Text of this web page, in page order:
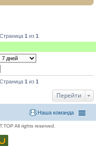
1 из 1
1 из 1
Перейти
Наша команда
All rights reserved.